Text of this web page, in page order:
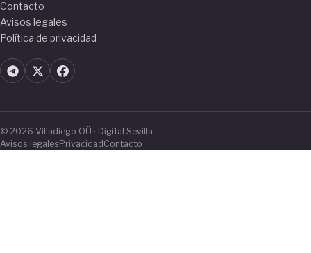
Contacto
Avisos legales
Política de privacidad
© 2026 Villadiego OÜ · Digital Sevilla
Avisos legales Privacidad Contacto